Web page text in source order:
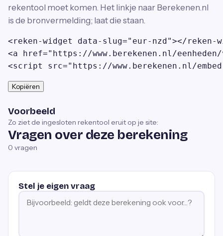
rekentool moet komen. Het linkje naar Berekenen.nl
is de bronvermelding; laat die staan.
<reken-widget data-slug="eur-nzd"></reken-
<a href="https://www.berekenen.nl/
<script src="https://www.berekenen.nl/
Kopiëren
Voorbeeld
Zo ziet de ingesloten rekentool eruit op je site:
Vragen over deze berekening
0 vragen
Stel je eigen vraag